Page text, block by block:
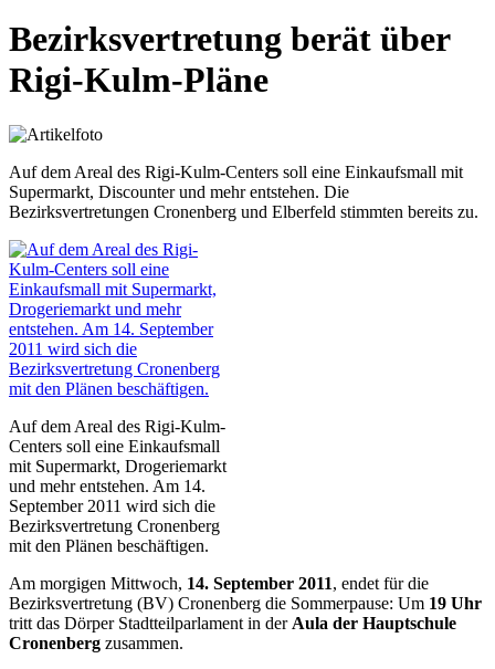
Bezirksvertretung berät über
Rigi-Kulm-Pläne
Auf dem Areal des Rigi-Kulm-Centers soll eine Einkaufsmall mit
Supermarkt, Discounter und mehr entstehen. Die
Bezirksvertretungen Cronenberg und Elberfeld stimmten bereits zu.
Auf dem Areal des Rigi-Kulm-
Centers soll eine Einkaufsmall
mit Supermarkt, Drogeriemarkt
und mehr entstehen. Am 14.
September 2011 wird sich die
Bezirksvertretung Cronenberg
mit den Plänen beschäftigen.
Am morgigen Mittwoch, 14. September 2011, endet für die
Bezirksvertretung (BV) Cronenberg die Sommerpause: Um 19 Uhr
tritt das Dörper Stadtteilparlament in der Aula der Hauptschule
Cronenberg zusammen.